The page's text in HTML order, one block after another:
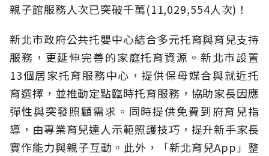
親子館服務人次已突破千萬(11,029,554人次)！
新北市政府公共托嬰中心結合多元托育與育兒支持
服務，更延伸完善的家庭托育資源。新北市設置
13個居家托育服務中心，提供保母媒合與就近托
育選擇，並推動定點臨時托育服務，協助家長因應
彈性與突發照顧需求。同時提供免費到府育兒指
導，由專業育兒達人示範照護技巧，提升新手家長
實作能力與親子互動。此外，「新北育兒App」整